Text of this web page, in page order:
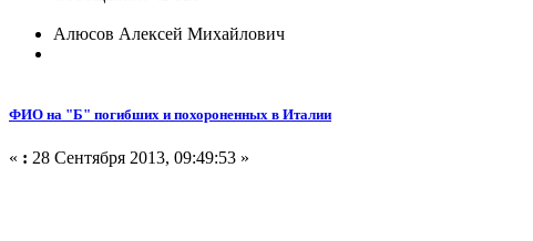
Алюсов Алексей Михайлович
ФИО на "Б" погибших и похороненных в Италии
« : 28 Сентября 2013, 09:49:53 »